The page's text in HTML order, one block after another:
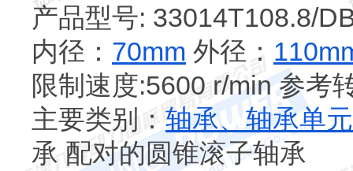
产品型号: 33014T108.8/
内径： 70mm 外径：
限制速度:5600 r/min 参考
主要类别： 轴承、轴承单
承 配对的圆锥滚子轴承